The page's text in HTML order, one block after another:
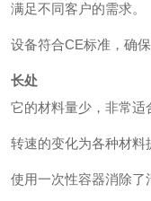
满足不同客户的需求。
设备符合CE标准，确
长处
它的材料量少，非常适
转速的变化为各种材料
使用一次性容器消除了